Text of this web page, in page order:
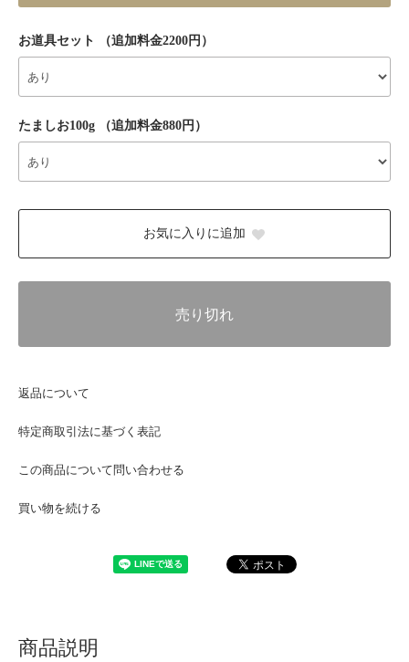
お道具セット （追加料金2200円）
たましお100g （追加料金880円）
お気に入りに追加
売り切れ
返品について
特定商取引法に基づく表記
この商品について問い合わせる
買い物を続ける
商品説明